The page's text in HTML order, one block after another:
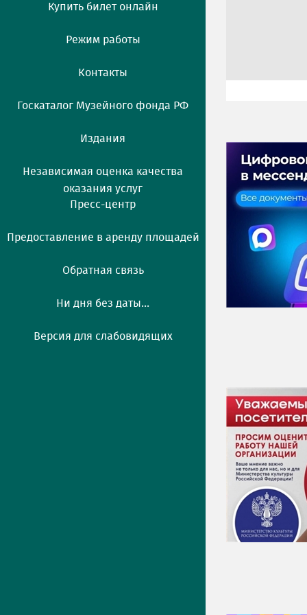
Купить билет онлайн
Режим работы
Контакты
Госкаталог Музейного фонда РФ
Издания
Независимая оценка качества
оказания услуг
Пресс-центр
Предоставление в аренду площадей
Обратная связь
Ни дня без даты...
Версия для слабовидящих